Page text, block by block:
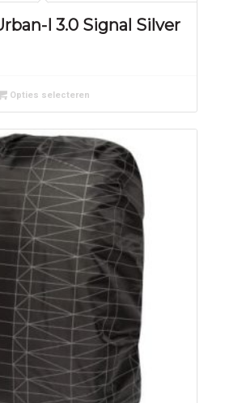
I 3.0 Signal Silver
Opties selecteren